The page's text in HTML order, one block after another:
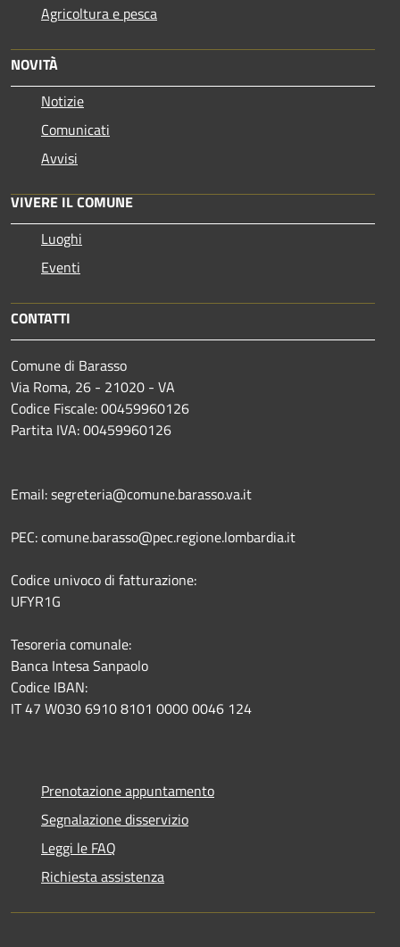
Agricoltura e pesca
NOVITÀ
Notizie
Comunicati
Avvisi
VIVERE IL COMUNE
Luoghi
Eventi
CONTATTI
Comune di Barasso
Via Roma, 26 - 21020 - VA
Codice Fiscale: 00459960126
Partita IVA: 00459960126
Email: segreteria@comune.barasso.va.it
PEC: comune.barasso@pec.regione.lombardia.it
Codice univoco di fatturazione:
UFYR1G
Tesoreria comunale:
Banca Intesa Sanpaolo
Codice IBAN:
IT 47 W030 6910 8101 0000 0046 124
Prenotazione appuntamento
Segnalazione disservizio
Leggi le FAQ
Richiesta assistenza